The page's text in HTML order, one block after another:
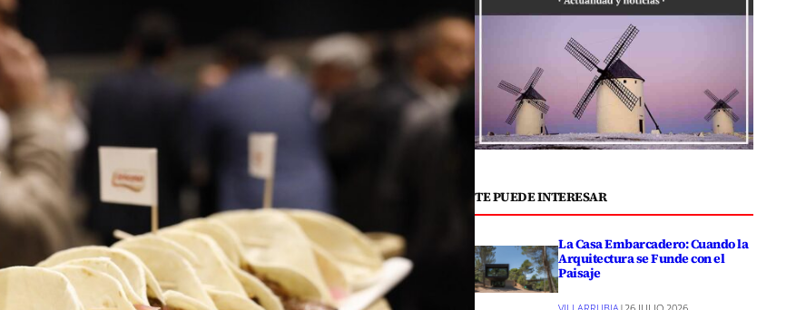
TE PUEDE INTERESAR
La Casa Embarcadero: Cuando la
Arquitectura se Funde con el
Paisaje